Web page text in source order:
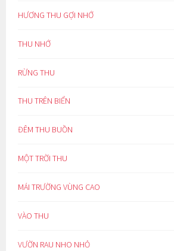
HƯƠNG THU GỢI NHỚ
THU NHỚ
RỪNG THU
THU TRÊN BIỂN
ĐÊM THU BUỒN
MỘT TRỜI THU
MÁI TRƯỜNG VÙNG CAO
VÀO THU
VƯỜN RAU NHO NHỎ